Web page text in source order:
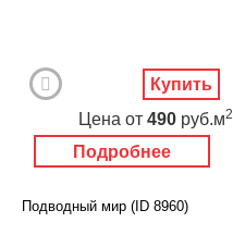
Подробнее
Цена от 490 руб.м2
Купить
Подводный мир (ID 8960)